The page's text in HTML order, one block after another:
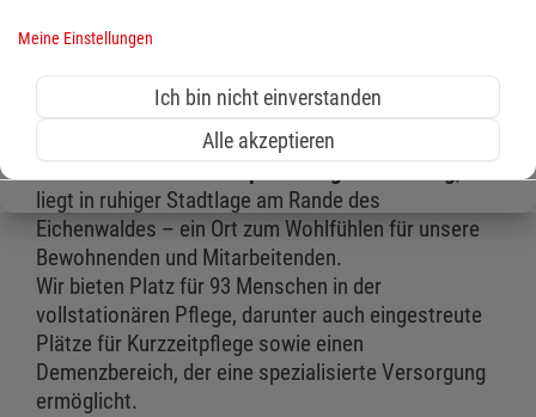
Ihr berufliches Zuhause wartet
schon auf Sie.
liegt in ruhiger Stadtlage am Rande des
Eichenwaldes – ein Ort zum Wohlfühlen für unsere
Bewohnenden und Mitarbeitenden.
Wir bieten Platz für 93 Menschen in der
vollstationären Pflege, darunter auch eingestreute
Plätze für Kurzzeitpflege sowie einen
Demenzbereich, der eine spezialisierte Versorgung
ermöglicht.
Meine Einstellungen
Ich bin nicht einverstanden
Alle akzeptieren